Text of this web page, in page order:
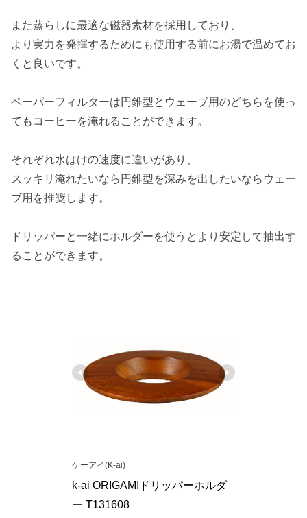
また蒸らしに最適な磁器素材を採用しており、
より実力を発揮するためにも使用する前にお湯で温めてお
くと良いです。
ペーパーフィルターは円錐型とウェーブ用のどちらを使っ
てもコーヒーを淹れることができます。
それぞれ水はけの速度に違いがあり、
スッキリ淹れたいなら円錐型を深みを出したいならウェー
ブ用を推奨します。
ドリッパーと一緒にホルダーを使うとより安定して抽出す
ることができます。
ケーアイ(K-ai)
k-ai ORIGAMIドリッパーホルダ
ー T131608